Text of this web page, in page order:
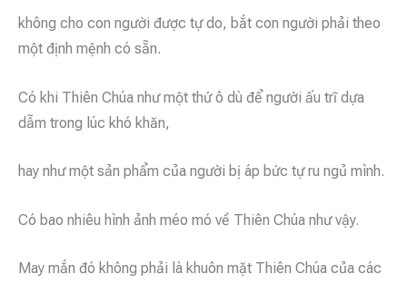
không cho con người được tự do, bắt con người phải theo
một định mệnh có sẵn.
Có khi Thiên Chúa như một thứ ô dù để người ấu trĩ dựa
dẫm trong lúc khó khăn,
hay như một sản phẩm của người bị áp bức tự ru ngủ mình.
Có bao nhiêu hình ảnh méo mó về Thiên Chúa như vậy.
May mắn đó không phải là khuôn mặt Thiên Chúa của các